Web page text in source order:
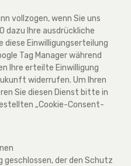
vollzogen, wenn Sie uns
dazu Ihre ausdrückliche
diese Einwilligungserteilung
Tag Manager während
Ihre erteilte Einwilligung
widerrufen. Um Ihren
Sie diesen Dienst bitte in
„Cookie-Consent-
der den Schutz